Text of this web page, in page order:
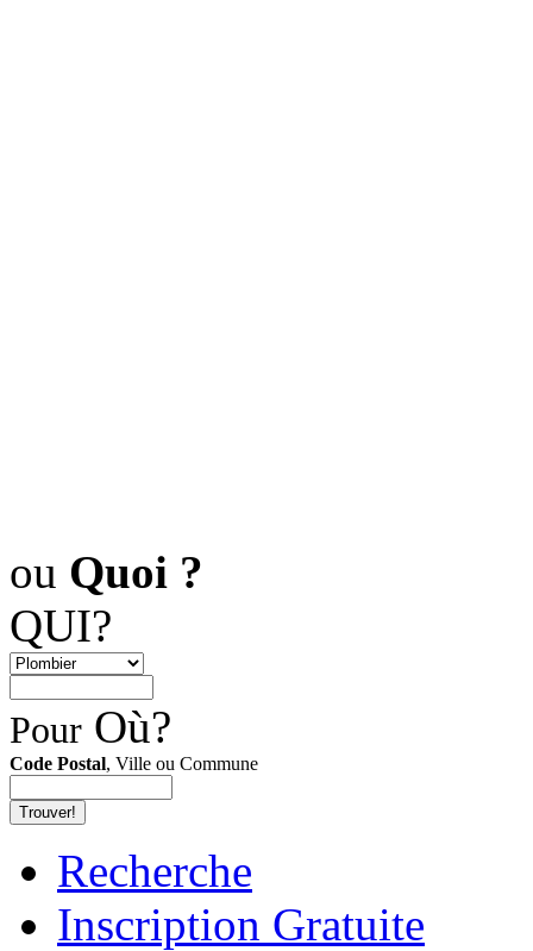
ou Quoi ?
QUI?
Pour Où?
Code Postal, Ville ou Commune
Recherche
Inscription Gratuite